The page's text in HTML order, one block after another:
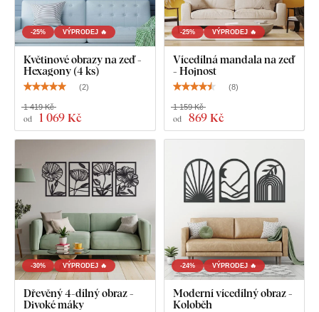
Co najdete v balení?
2-dílná dřevěná dekorace - Život v okně
Poznámka:
Uvedené rozměry jsou rozměry po nalepení na
zeď jako na ilustračním obrázku.
-25% VÝPRODEJ 🔥
Květinové obrazy na zeď -
Hexagony (4 ks)
(2)
od 1 069 Kč
1 419 Kč
-25% VÝPRODEJ 🔥
Vícedílná mandala na zeď
- Hojnost
(8)
od 869 Kč
1 159 Kč
-30% VÝPRODEJ 🔥
Dřevěný 4-dílný obraz -
Divoké máky
-24% VÝPRODEJ 🔥
Moderní vícedílný obraz -
Koloběh